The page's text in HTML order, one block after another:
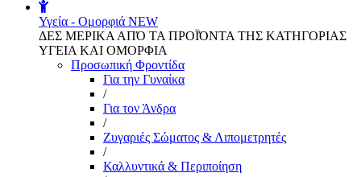
Υγεία - Ομορφιά NEW
ΔΕΣ ΜΕΡΙΚΑ ΑΠΌ ΤΑ ΠΡΟΪΌΝΤΑ ΤΗΣ ΚΑΤΗΓΟΡΙΑΣ
ΥΓΕΙΑ ΚΑΙ ΟΜΟΡΦΙΑ
Προσωπική Φροντίδα
Για την Γυναίκα
/
Για τον Άνδρα
/
Ζυγαριές Σώματος & Λιπομετρητές
/
Καλλυντικά & Περιποίηση